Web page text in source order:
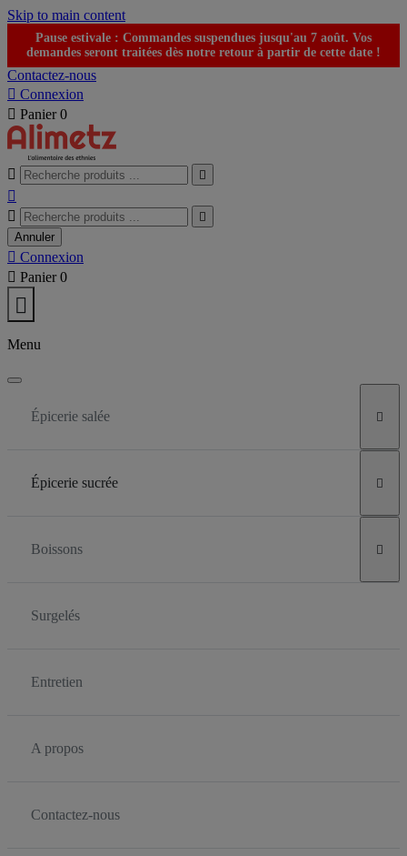
Skip to main content
Pause estivale : Commandes suspendues jusqu'au 7 août. Vos
demandes seront traitées dès notre retour à partir de cette date !
Contactez-nous
 Connexion
 Panier 0
 



Annuler
 Connexion
 Panier 0

Menu
Épicerie salée 
Épicerie sucrée 
Boissons 
Surgelés
Entretien
A propos
Contactez-nous